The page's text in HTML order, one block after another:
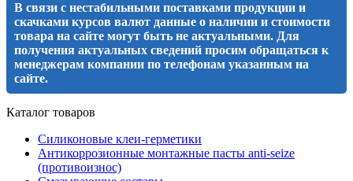
В связи с нестабильными поставками продукции и
скачками курсов валют данные о наличии и стоимости
товара на сайте могут быть не актуальными. Для
получения актуальных сведений просим обращаться к
менеджерам компании по телефонам указанным на
сайте.
Каталог товаров
Силиконовые клеи-герметики
Антикоррозионные монтажные пасты anti-seize
(противоизнос)